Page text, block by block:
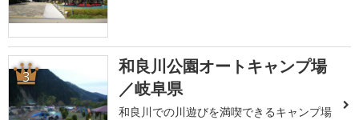
3
和良川公園オートキャンプ場
／岐阜県
和良川での川遊びを満喫できるキャンプ場